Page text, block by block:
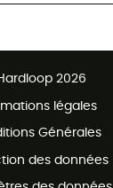
2026
légales
Générales
des données